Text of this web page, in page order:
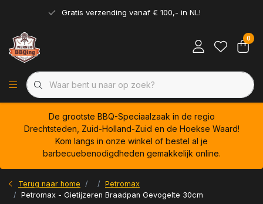
Gratis verzending vanaf € 100,- in NL!
0
De grootste BBQ-Speciaalzaak in de regio
Drechtsteden, Zuid-Holland-Zuid en de Hoekse Waard!
Kom langs in onze winkel of bestel al je
barbecuebenodigdheden gemakkelijk online.
Terug naar home
Petromax
Petromax - Gietijzeren Braadpan Gevogelte 30cm